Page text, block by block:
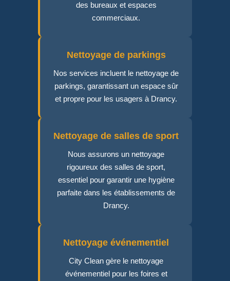
des bureaux et espaces
commerciaux.
Nettoyage de parkings
Nos services incluent le nettoyage de
parkings, garantissant un espace sûr
et propre pour les usagers à Drancy.
Nettoyage de salles de sport
Nous assurons un nettoyage
rigoureux des salles de sport,
essentiel pour garantir une hygiène
parfaite dans les établissements de
Drancy.
Nettoyage événementiel
City Clean gère le nettoyage
événementiel pour les foires et